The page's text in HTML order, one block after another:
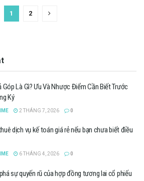
1 2
Góp Là Gì? Ưu Và Nhược Điểm Cần Biết Trước
Ký
2 THÁNG 7, 2026 0
dịch vụ kế toán giá rẻ nếu bạn chưa biết điều
6 THÁNG 4, 2026 0
sự quyến rũ của hợp đồng tương lai cổ phiếu